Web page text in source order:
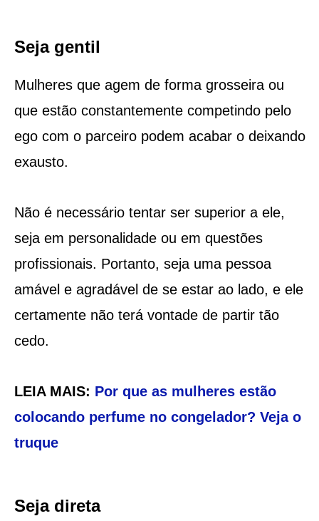
Seja gentil
Mulheres que agem de forma grosseira ou
que estão constantemente competindo pelo
ego com o parceiro podem acabar o deixando
exausto.
Não é necessário tentar ser superior a ele,
seja em personalidade ou em questões
profissionais. Portanto, seja uma pessoa
amável e agradável de se estar ao lado, e ele
certamente não terá vontade de partir tão
cedo.
LEIA MAIS: Por que as mulheres estão
colocando perfume no congelador? Veja o
truque
Seja direta